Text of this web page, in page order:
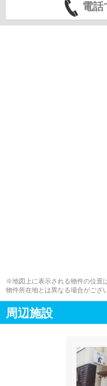
電話
※地図上に表示される物件の位置
物件所在地とは異なる場合がござ
周辺施設